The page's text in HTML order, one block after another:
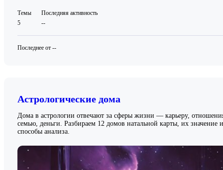
Темы
5
Последняя активность
--
Последнее от --
Астрологические дома
Дома в астрологии отвечают за сферы жизни — карьеру,
семью, деньги. Разбираем 12 домов натальной карты, их значение и
способы анализа.